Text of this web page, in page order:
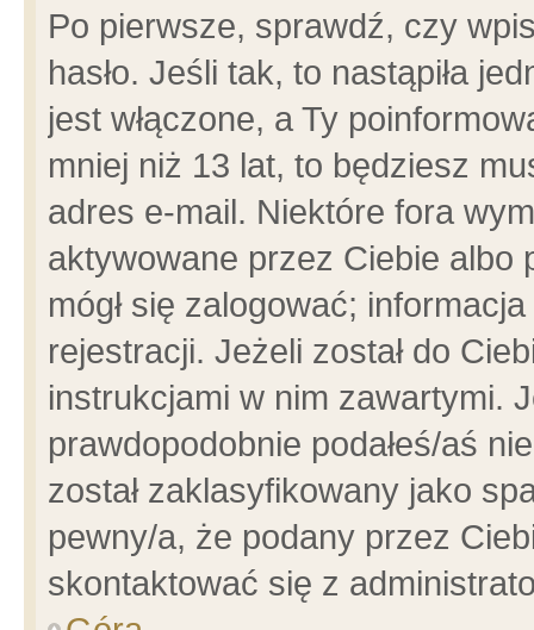
Po pierwsze, sprawdź, czy
hasło. Jeśli tak, to nastąpiła
jest włączone, a Ty
mniej niż 13 lat, to będziesz
adres e-mail. Niektóre fora
aktywowane przez Ciebie albo
mógł się zalogować;
rejestracji. Jeżeli został do
instrukcjami w nim zawartymi.
prawdopodobnie podałeś/aś
został zaklasyfikowany jako
pewny/a, że podany przez
skontaktować się z